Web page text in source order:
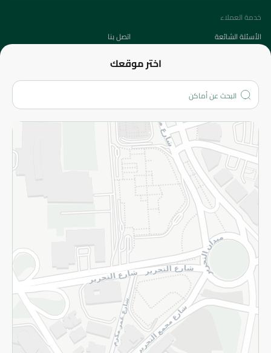
اختر موقعك
خدمة العملاء
الأسئلة الشائعة
اتصل بنا
من نحن؟
الفروع
المزيد
الاسترجاع
سياسة الاستخدام
سياسة الخصوصية
قم بالتسجيل للنشرة
©2026 - Spinneys | جميع الحقوق محفوظة